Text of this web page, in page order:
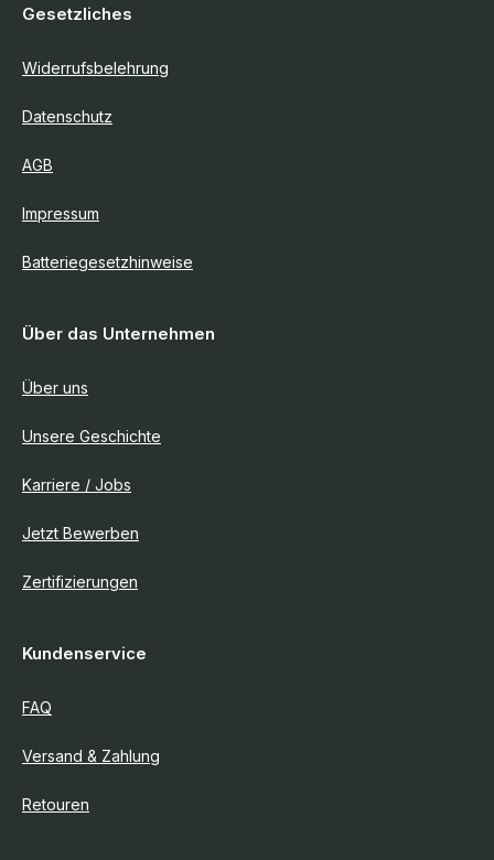
Gesetzliches
Widerrufsbelehrung
Datenschutz
AGB
Impressum
Batteriegesetzhinweise
Über das Unternehmen
Über uns
Unsere Geschichte
Karriere / Jobs
Jetzt Bewerben
Zertifizierungen
Kundenservice
FAQ
Versand & Zahlung
Retouren